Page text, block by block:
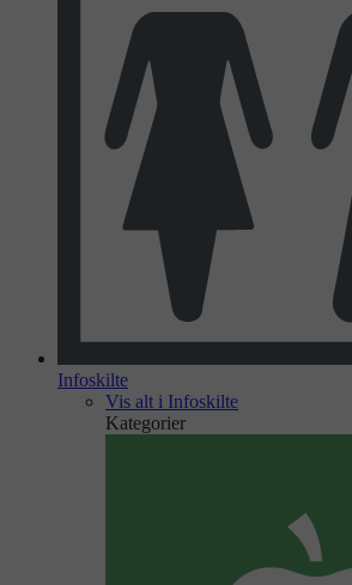
Infoskilte
Vis alt i Infoskilte
Kategorier